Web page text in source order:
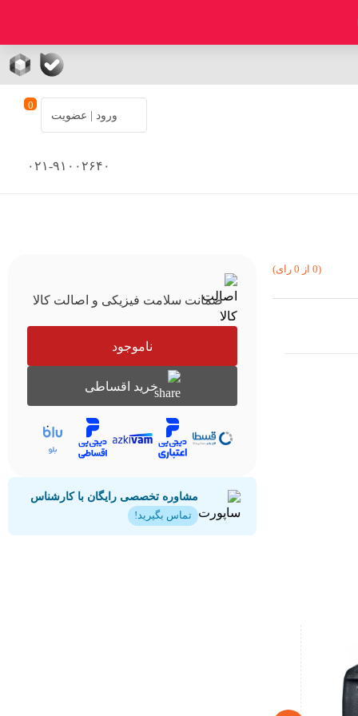
ورود | عضویت
0
۰۲۱-۹۱۰۰۲۶۴۰
(0 از 0 رای)
ضمانت سلامت فیزیکی و اصالت کالا
ناموجود
خرید اقساطی
مشاوره تخصصی رایگان با کارشناس
تماس بگیرید!